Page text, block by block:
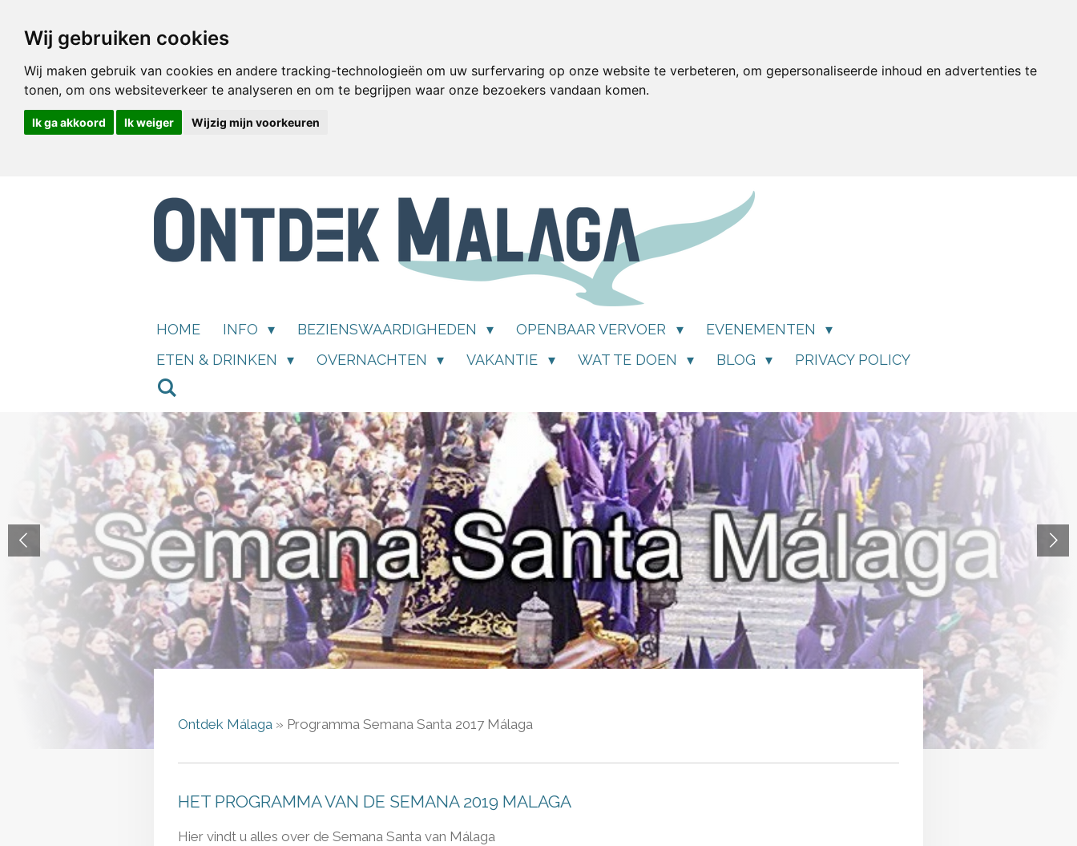
Wij gebruiken cookies
Wij maken gebruik van cookies en andere tracking-technologieën om uw surfervaring op onze website te verbeteren, om gepersonaliseerde inhoud en advertenties te
tonen, om ons websiteverkeer te analyseren en om te begrijpen waar onze bezoekers vandaan komen.
Ik ga akkoord Ik weiger Wijzig mijn voorkeuren
direct
HOME INFO BEZIENSWAARDIGHEDEN OPENBAAR VERVOER
EVENEMENTEN
ETEN & DRINKEN
OVERNACHTEN VAKANTIE WAT TE DOEN BLOG PRIVACY POLICY
Ontdek Málaga » Programma Semana Santa 2017 Málaga
HET PROGRAMMA VAN DE SEMANA 2019 MALAGA
Hier vindt u alles over de Semana Santa van Málaga